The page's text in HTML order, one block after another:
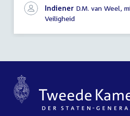
Indiener D.M. van Weel,
Veiligheid